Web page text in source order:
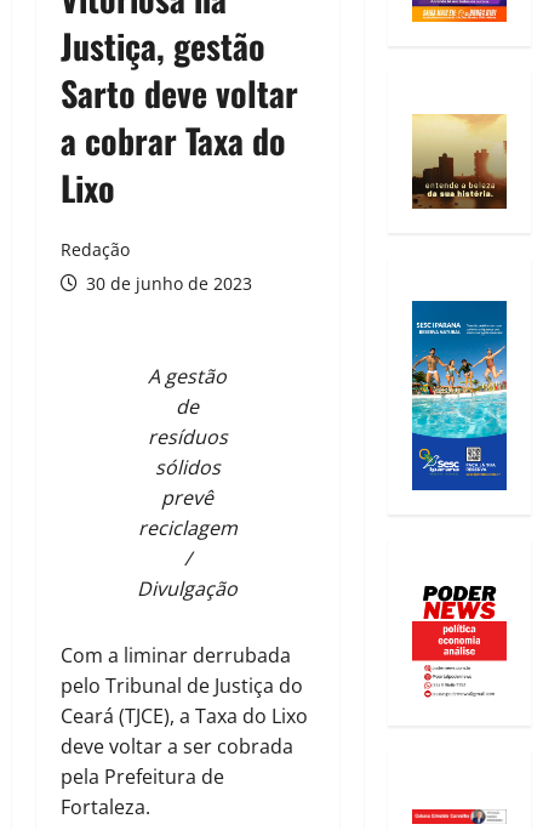
Justiça, gestão
Sarto deve voltar
a cobrar Taxa do
Lixo
Redação
30 de junho de 2023
A gestão
de
resíduos
sólidos
prevê
reciclagem
/
Divulgação
Com a liminar derrubada
pelo Tribunal de Justiça do
Ceará (TJCE), a Taxa do Lixo
deve voltar a ser cobrada
pela Prefeitura de
Fortaleza.